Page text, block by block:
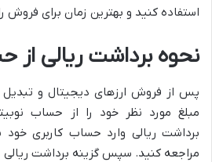
استفاده کنید و بهترین زمان برای فروش
نحوه برداشت ریالی
پس از فروش ارزهای دیجیتال و تبدیل
مبلغ مورد نظر خود را از حساب
برداشت ریالی وارد حساب کاربری
مراجعه کنید. سپس گزینه برداشت ریالی